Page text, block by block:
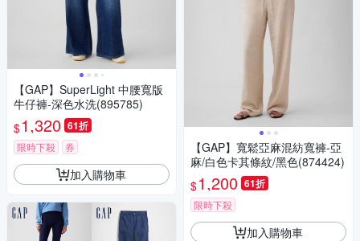
【GAP】SuperLight 中腰寬版
牛仔褲-深色水洗(895785)
$1,320 61折
限時下殺 券
加入購物車
【GAP】寬鬆亞麻混紡寬褲-亞
麻/白色卡其條紋/黑色(874424)
$1,200 61折
限時下殺
加入購物車